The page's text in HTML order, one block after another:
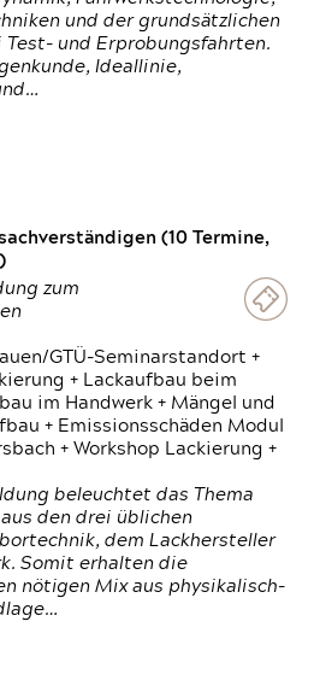
und der grundsätzlichen
Test- und Erprobungsfahrten.
Ideallinie,
(10 Termine,
zum
GTÜ-Seminarstandort +
+ Lackaufbau beim
im Handwerk + Mängel und
+ Emissionsschäden Modul
+ Workshop Lackierung +
beleuchtet das Thema
den drei üblichen
dem Lackhersteller
Somit erhalten die
nötigen Mix aus physikalisch-